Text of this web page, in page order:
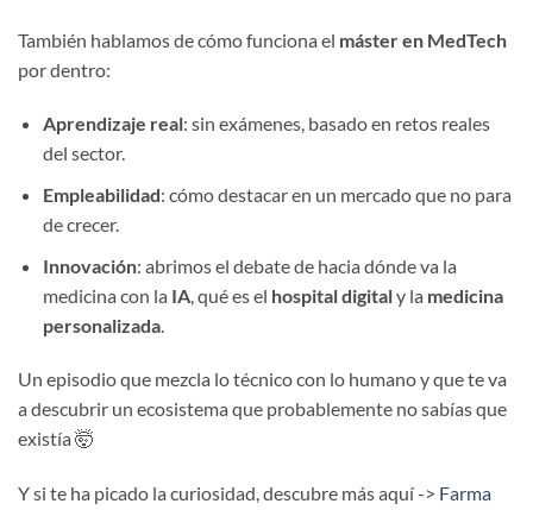
También hablamos de cómo funciona el máster en MedTech
por dentro:
Aprendizaje real: sin exámenes, basado en retos reales
del sector.
Empleabilidad: cómo destacar en un mercado que no para
de crecer.
Innovación: abrimos el debate de hacia dónde va la
medicina con la IA, qué es el hospital digitaly la medicina
personalizada.
Un episodio que mezcla lo técnico con lo humano y que te va
a descubrir un ecosistema que probablemente no sabías que
existía 🤯
Y si te ha picado la curiosidad, descubre más aquí -> Farma